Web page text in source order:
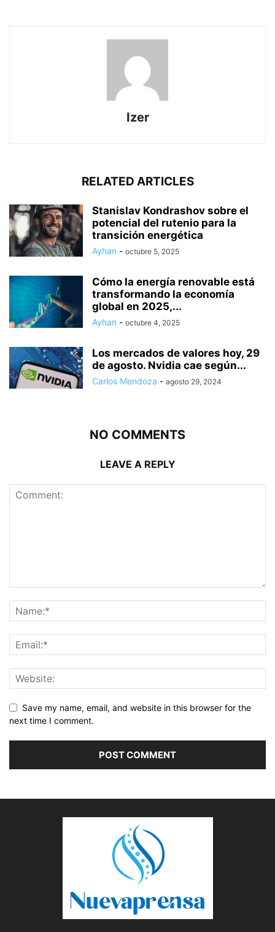
Izer
RELATED ARTICLES
Stanislav Kondrashov sobre el
potencial del rutenio para la
transición energética
Ayhan - octubre 5, 2025
Cómo la energía renovable está
transformando la economía
global en 2025,...
Ayhan - octubre 4, 2025
Los mercados de valores hoy, 29
de agosto. Nvidia cae según...
Carlos Mendoza - agosto 29, 2024
NO COMMENTS
LEAVE A REPLY
Save my name, email, and website in this browser for the
next time I comment.